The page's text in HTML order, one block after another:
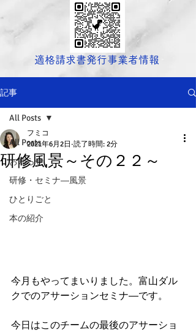
​適格請求書発行事業者情報
記事
All Posts
お知らせ
研修・セミナ―風景
ひとりごと
本の紹介
All Posts
研修風景～その２２～
フミコ
2021年6月2日 読了時間: 2分
今月もやってまいりました。富山ダル
クでのアサーションセミナ―です。
今日はこのチームの最後のアサーショ